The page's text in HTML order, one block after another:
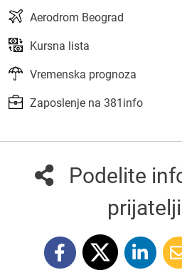
Aerodrom Beograd
Kursna lista
Vremenska prognoza
Zaposlenje na 381info
Podelite